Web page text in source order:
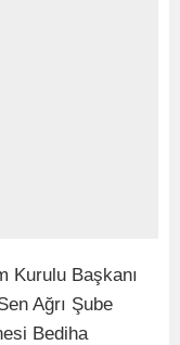
Kurulu Başkanı
Ağrı Şube
Bediha